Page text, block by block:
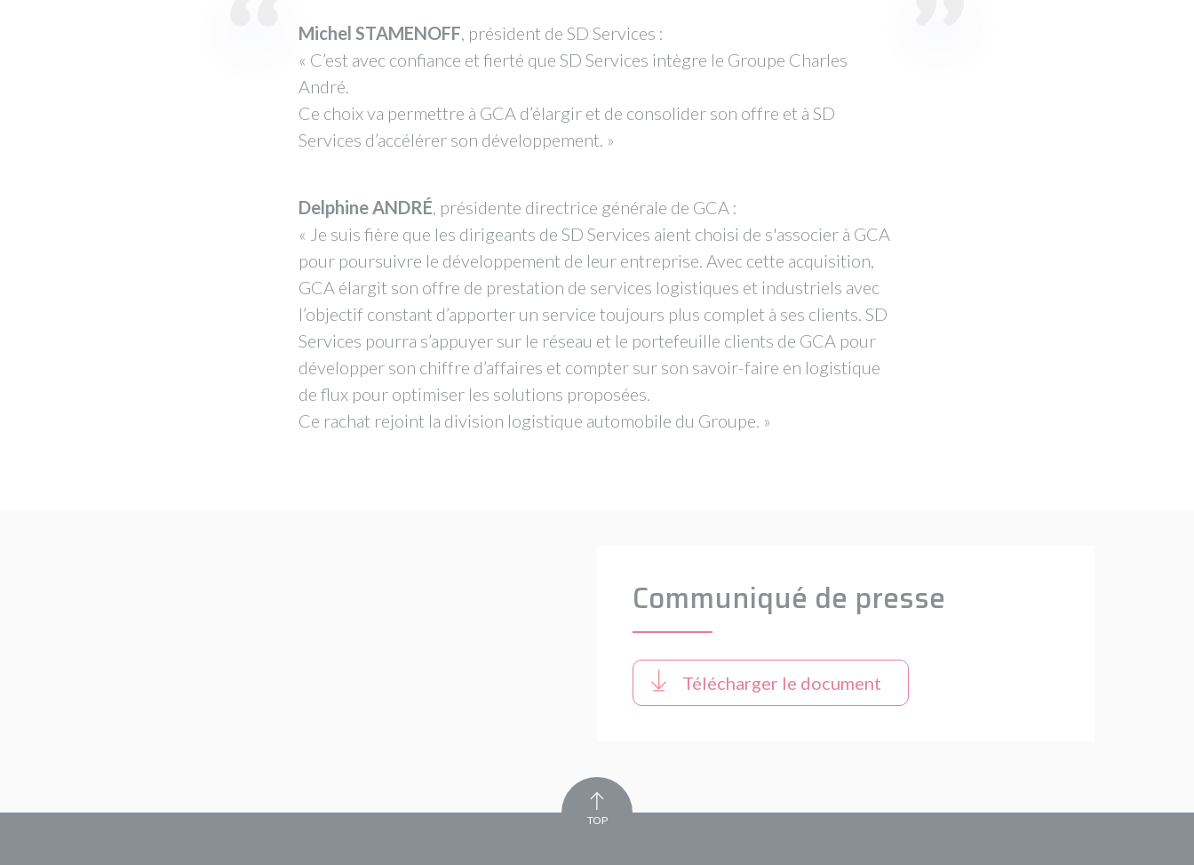
Michel STAMENOFF, président de SD Services :
« C’est avec confiance et fierté que SD Services intègre le Groupe Charles
André.
Ce choix va permettre à GCA d’élargir et de consolider son offre et à SD
Services d’accélérer son développement. »
Delphine ANDRÉ, présidente directrice générale de GCA :
« Je suis fière que les dirigeants de SD Services aient choisi de s'associer à GCA
pour poursuivre le développement de leur entreprise. Avec cette acquisition,
GCA élargit son offre de prestation de services logistiques et industriels avec
l’objectif constant d’apporter un service toujours plus complet à ses clients. SD
Services pourra s’appuyer sur le réseau et le portefeuille clients de GCA pour
développer son chiffre d’affaires et compter sur son savoir-faire en logistique
de flux pour optimiser les solutions proposées.
Ce rachat rejoint la division logistique automobile du Groupe. »
Communiqué de presse
Télécharger le document
TOP